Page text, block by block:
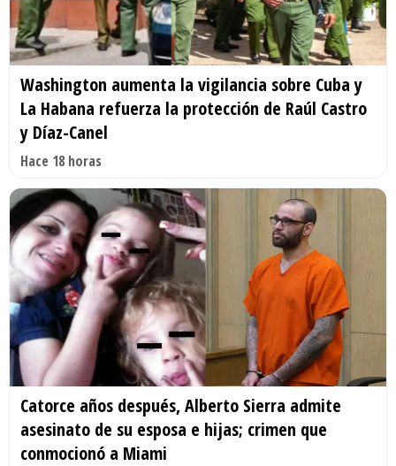
Washington aumenta la vigilancia sobre Cuba y
La Habana refuerza la protección de Raúl Castro
y Díaz-Canel
Hace 18 horas
Catorce años después, Alberto Sierra admite
asesinato de su esposa e hijas; crimen que
conmocionó a Miami